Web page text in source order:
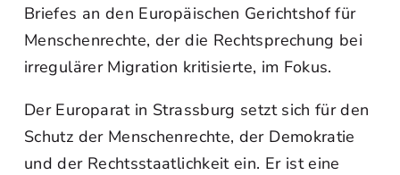
Briefes an den Europäischen Gerichtshof für
Menschenrechte, der die Rechtsprechung bei
irregulärer Migration kritisierte, im Fokus.
Der Europarat in Strassburg setzt sich für den
Schutz der Menschenrechte, der Demokratie
und der Rechtsstaatlichkeit ein. Er ist eine